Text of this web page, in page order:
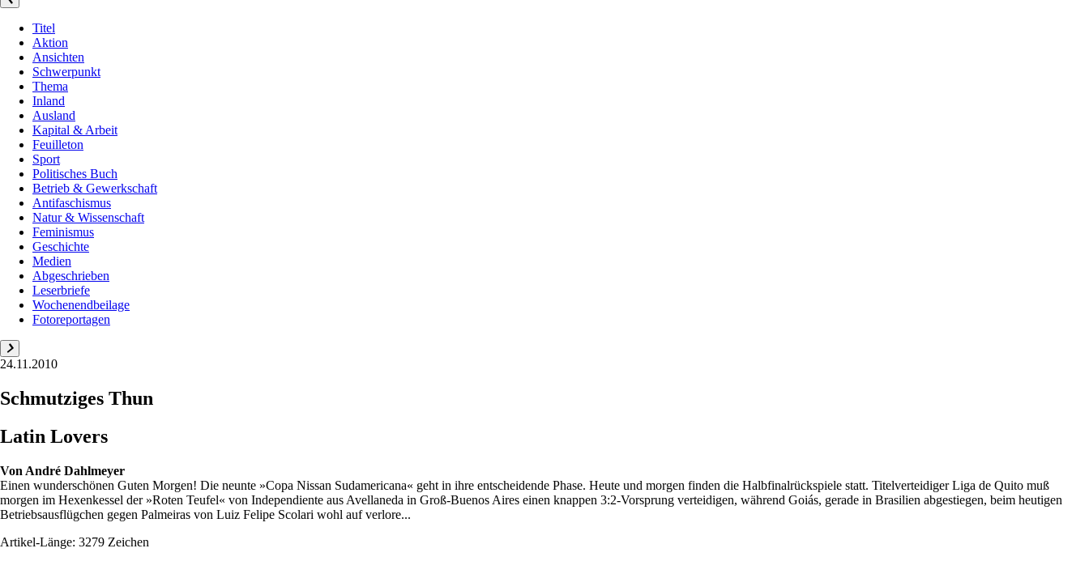
Titel
Aktion
Ansichten
Schwerpunkt
Thema
Inland
Ausland
Kapital & Arbeit
Feuilleton
Sport
Politisches Buch
Betrieb & Gewerkschaft
Antifaschismus
Natur & Wissenschaft
Feminismus
Geschichte
Medien
Abgeschrieben
Leserbriefe
Wochenendbeilage
Fotoreportagen
24.11.2010
Schmutziges Thun
Latin Lovers
Von André Dahlmeyer
Einen wunderschönen Guten Morgen! Die neunte »Copa Nissan Sudamericana« geht in ihre entscheidende Phase. Heute und morgen finden die Halbfinalrückspiele statt. Titelverteidiger Liga de Quito muß
morgen im Hexenkessel der »Roten Teufel« von Independiente aus Avellaneda in Groß-Buenos Aires einen knappen 3:2-Vorsprung verteidigen, während Goiás, gerade in Brasilien abgestiegen, beim heutigen
Betriebsausflügchen gegen Palmeiras von Luiz Felipe Scolari wohl auf verlore...
Artikel-Länge: 3279 Zeichen